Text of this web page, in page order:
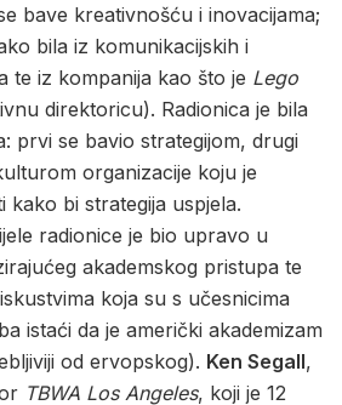
bave kreativnošću i inovacijama;
bila iz komunikacijskih i
te iz kompanija kao što je Lego
direktoricu). Radionica je bila
prvi se bavio strategijom, drugi
organizacije koju je
kako bi strategija uspjela.
radionice je bio upravo u
akademskog pristupa te
koja su s učesnicima
istaći da je američki akademizam
od ervopskog). Ken Segall,
TBWA Los Angeles, koji je 12